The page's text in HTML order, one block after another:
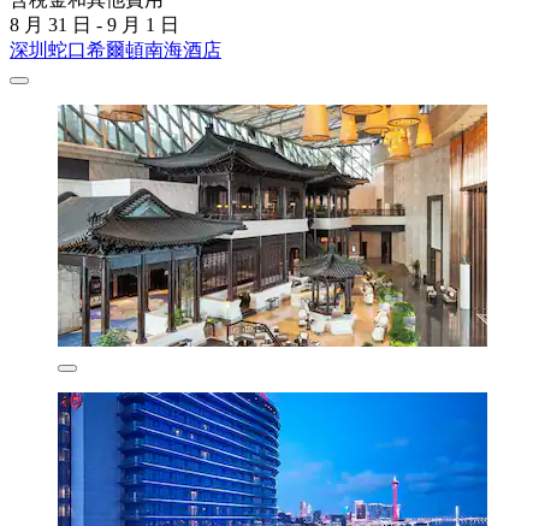
8 月 31 日 - 9 月 1 日
深圳蛇口希爾頓南海酒店